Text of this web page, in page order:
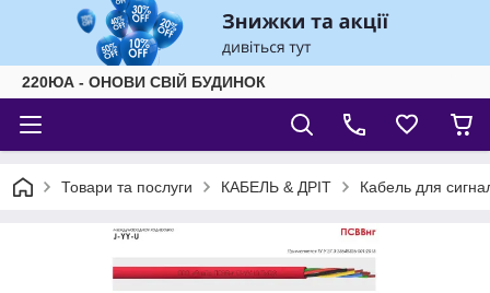
220ЮА - ОНОВИ СВІЙ БУДИНОК
Товари та послуги КАБЕЛЬ & ДРІТ Кабель для